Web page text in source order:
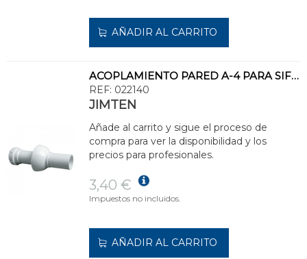
AÑADIR AL CARRITO
ACOPLAMIENTO PARED A-4 PARA SIFÓN HORIZONTAL
REF: 022140
JIMTEN
Añade al carrito y sigue el proceso de
compra para ver la disponibilidad y los
precios para profesionales.
3,40 €
Impuestos no incluidos.
AÑADIR AL CARRITO